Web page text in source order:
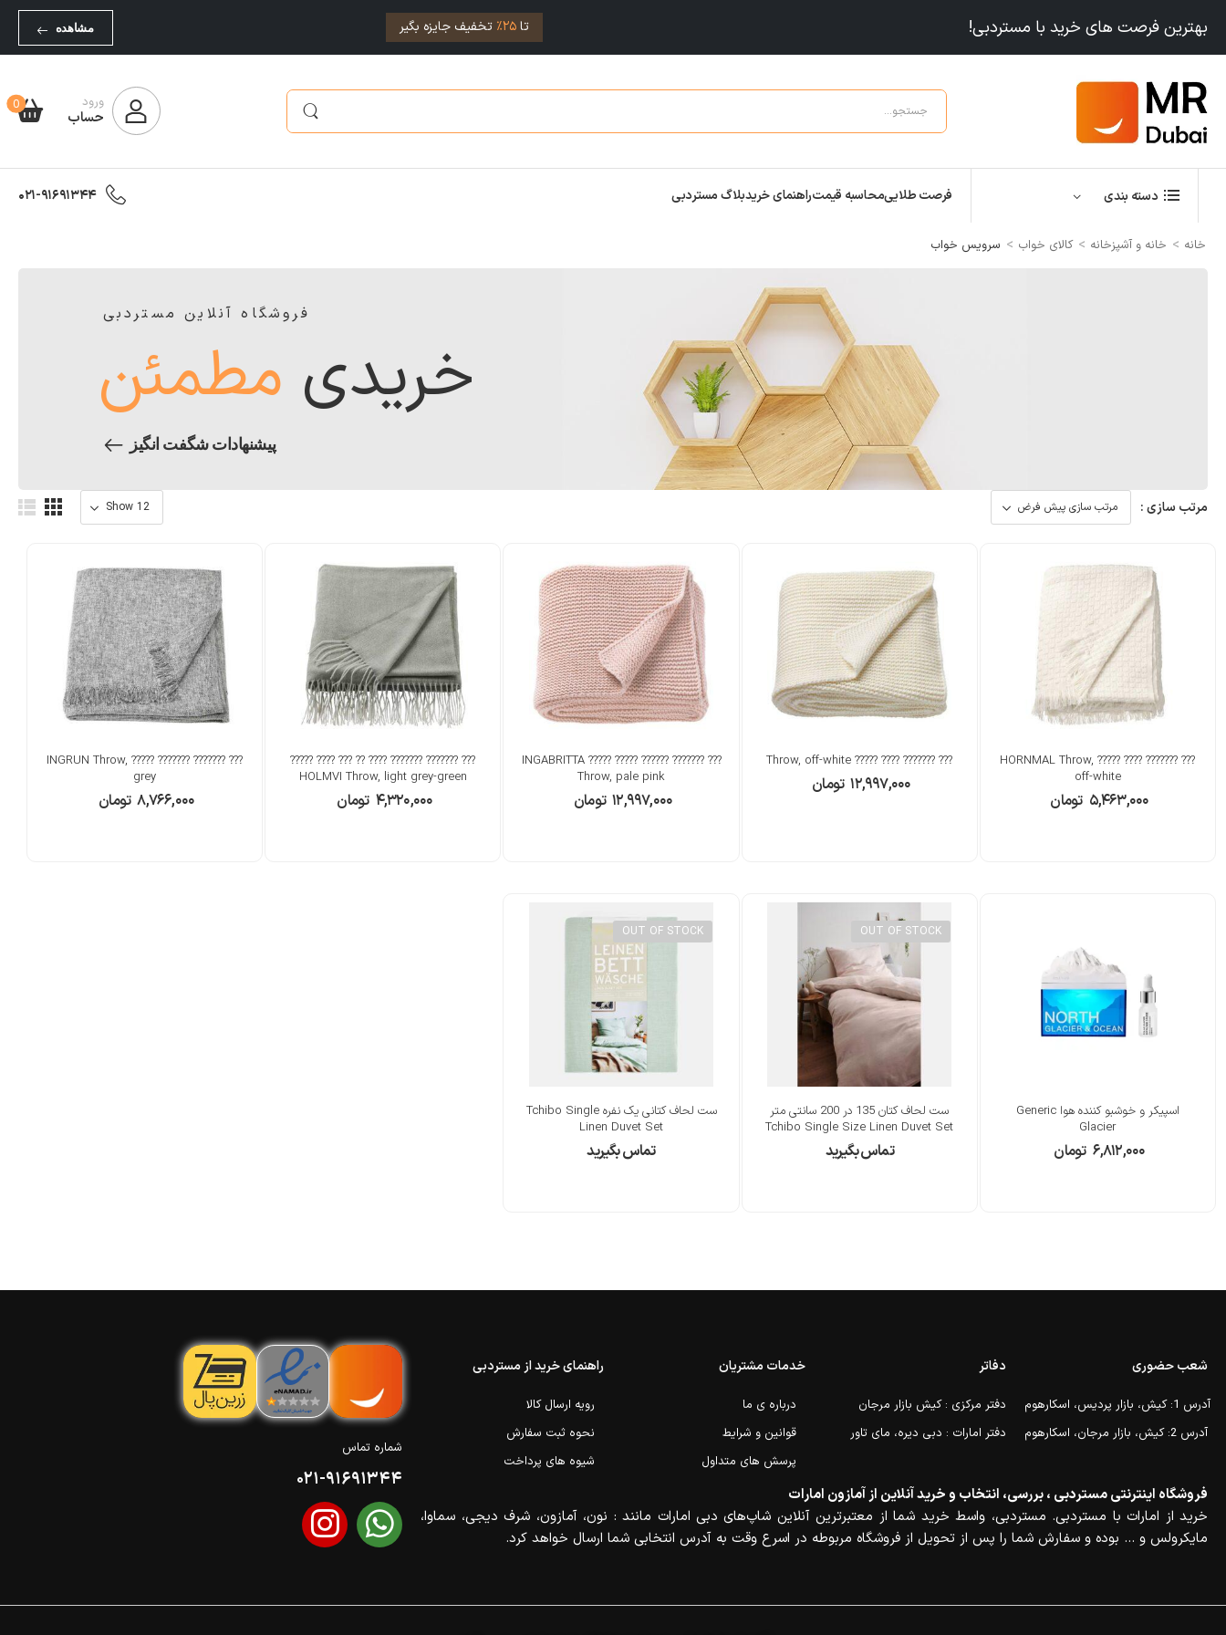
بهترین فرصت های خرید با مستردبی! تا25% تخفیف جایزه بگیر مشاهده
ورود
حساب
0
دسته بندی فرصت طلاییمحاسبه قیمتراهنمای خریدبلاگ مستردبی 021-91691344
خانه > خانه و آشپزخانه > کالای خواب > سرویس خواب
فروشگاه آنلاین مستردبی
خریدی مطمئن
پیشنهادات شگفت انگیز
مرتب سازی :
??? ??????? ???? ????? HORNMAL Throw,
off-white
۵,۴۶۳,۰۰۰ تومان
??? ??????? ???? ????? Throw, off-white
۱۲,۹۹۷,۰۰۰ تومان
??? ??????? ?????? ????? ????? INGABRITTA
Throw, pale pink
۱۲,۹۹۷,۰۰۰ تومان
??? ??????? ??????? ???? ?? ??? ???? ?????
HOLMVI Throw, light grey-green
۴,۳۲۰,۰۰۰ تومان
??? ??????? ??????? ????? INGRUN Throw,
grey
۸,۷۶۶,۰۰۰ تومان
اسپیکر و خوشبو کننده هوا Generic
Glacier
۶,۸۱۲,۰۰۰ تومان
OUT OF STOCK
ست لحاف کتان 135 در 200 سانتی متر
Tchibo Single Size Linen Duvet Set
تماس بگیرید
OUT OF STOCK
ست لحاف کتانی یک نفره Tchibo Single
Linen Duvet Set
تماس بگیرید
شماره تماس
021-91691344
راهنمای خرید از مستردبی
رویه ارسال کالا
نحوه ثبت سفارش
شیوه های پرداخت
خدمات مشتریان
درباره ی ما
قوانین و شرایط
پرسش های متداول
دفاتر
دفتر مرکزی : کیش بازار مرجان
دفتر امارات : دبی دیره، مای تاور
شعب حضوری
آدرس 1: کیش، بازار پردیس، اسکارهوم
آدرس 2: کیش، بازار مرجان، اسکارهوم
فروشگاه اینترنتی مستردبی ، بررسی، انتخاب و خرید آنلاین از آمازون امارات
خرید از امارات با مستردبی. مستردبی، واسط خرید شما از معتبرترین آنلاین شاپ‌های دبی امارات مانند : نون، آمازون، شرف دیجی، سماوا،
مایکرولس و … بوده و سفارش شما را پس از تحویل از فروشگاه مربوطه در اسرع وقت به آدرس انتخابی شما ارسال خواهد کرد.